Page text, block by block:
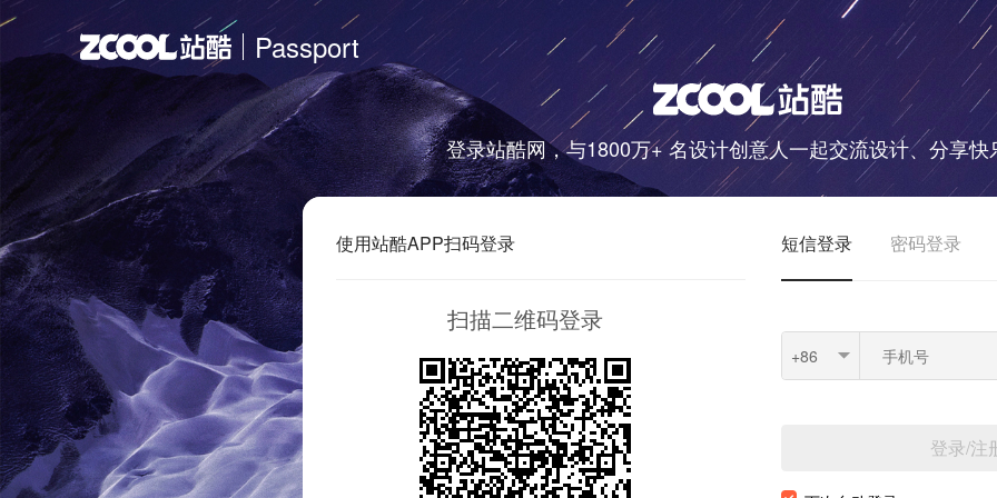
Passport
登录站酷网，与1800万+ 名设计创意人一起交流设计、分享快